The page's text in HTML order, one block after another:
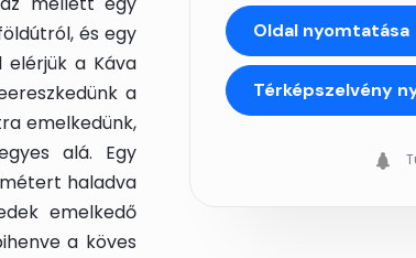
Oldal nyomtatása
Térképszelvény
és egy
elérjük a Káva
a
emelkedünk,
alá. Egy
haladva
emelkedő
a köves